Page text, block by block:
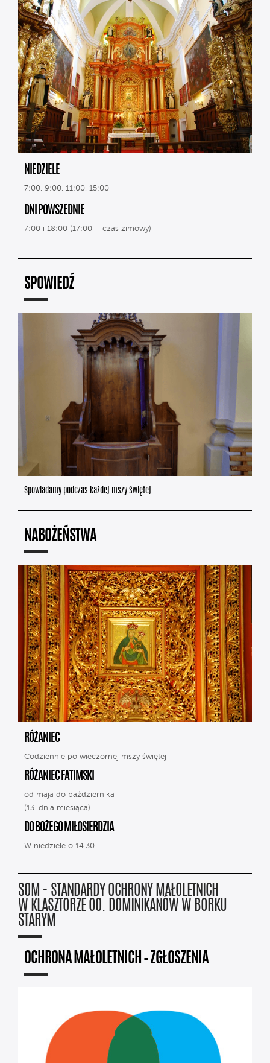
NIEDZIELE
7:00, 9:00, 11:00, 15:00
DNI POWSZEDNIE
7:00 i 18:00 (17:00 – czas zimowy)
SPOWIEDŹ
Spowiadamy podczas każdej mszy świętej.
NABOŻEŃSTWA
RÓŻANIEC
Codziennie po wieczornej mszy świętej
RÓŻANIEC FATIMSKI
od maja do października
(13. dnia miesiąca)
DO BOŻEGO MIŁOSIERDZIA
W niedziele o 14.30
SOM - STANDARDY OCHRONY MAŁOLETNICH
W KLASZTORZE OO. DOMINIKANÓW W BORKU
STARYM
OCHRONA MAŁOLETNICH – ZGŁOSZENIA